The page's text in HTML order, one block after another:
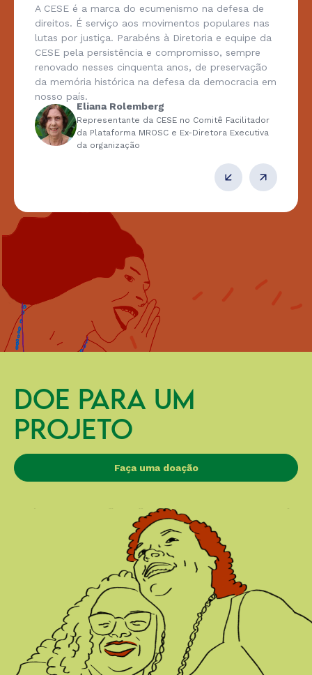
A CESE é a marca do ecumenismo na defesa de
direitos. É serviço aos movimentos populares nas
lutas por justiça. Parabéns à Diretoria e equipe da
CESE pela persistência e compromisso, sempre
renovado nesses cinquenta anos, de preservação
da memória histórica na defesa da democracia em
nosso país.
Eliana Rolemberg
Representante da CESE no Comitê Facilitador
da Plataforma MROSC e Ex-Diretora Executiva
da organização
DOE PARA UM
PROJETO
Faça uma doação